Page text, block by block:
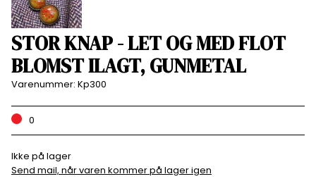
STOR KNAP - LET OG MED FLOT
BLOMST ILAGT, GUNMETAL
Varenummer: Kp300
0
Ikke på lager
Send mail, når varen kommer på lager igen